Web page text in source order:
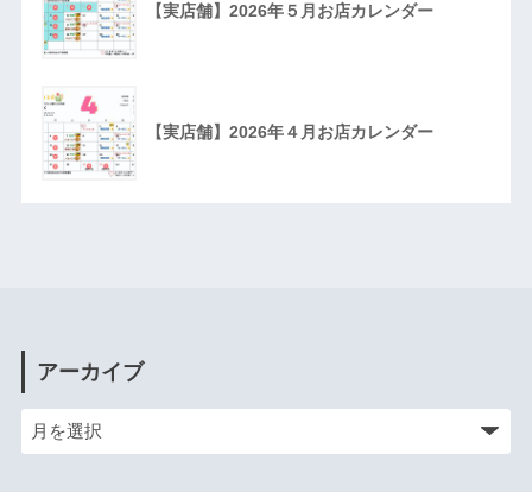
【実店舗】2026年５月お店カレンダー
【実店舗】2026年４月お店カレンダー
アーカイブ